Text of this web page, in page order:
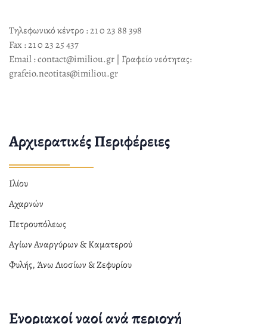
Τηλεφωνικό κέντρο : 21 0 23 88 398
Fax : 21 0 23 25 437
Email : contact@imiliou.gr | Γραφείο νεότητας:
grafeio.neotitas@imiliou.gr
Αρχιερατικές Περιφέρειες
Ιλίου
Αχαρνών
Πετρουπόλεως
Αγίων Αναργύρων & Καματερού
Φυλής, Άνω Λιοσίων & Ζεφυρίου
Ενοριακοί ναοί ανά περιοχή